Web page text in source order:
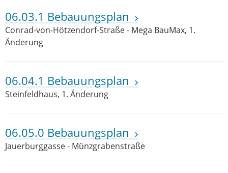
06.03.1 Bebauungsplan
Conrad-von-Hötzendorf-Straße - Mega BauMax, 1.
Änderung
06.04.1 Bebauungsplan
Steinfeldhaus, 1. Änderung
06.05.0 Bebauungsplan
Jauerburggasse - Münzgrabenstraße